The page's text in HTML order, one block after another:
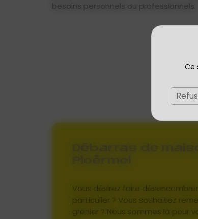
Ce
besoins personnels ou professionnels.
Vous désirez faire
particulier ? Vous souhaitez
grenier ? Nous sommes là pour